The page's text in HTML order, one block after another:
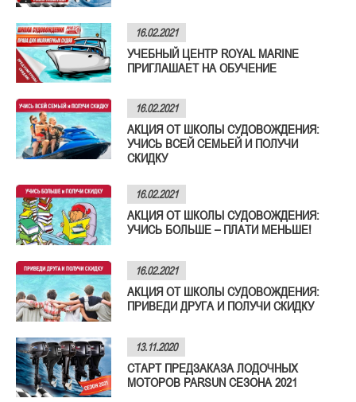
16.02.2021
УЧЕБНЫЙ ЦЕНТР ROYAL MARINE
ПРИГЛАШАЕТ НА ОБУЧЕНИЕ
16.02.2021
АКЦИЯ ОТ ШКОЛЫ СУДОВОЖДЕНИЯ:
УЧИСЬ ВСЕЙ СЕМЬЕЙ И ПОЛУЧИ
СКИДКУ
16.02.2021
АКЦИЯ ОТ ШКОЛЫ СУДОВОЖДЕНИЯ:
УЧИСЬ БОЛЬШЕ – ПЛАТИ МЕНЬШЕ!
16.02.2021
АКЦИЯ ОТ ШКОЛЫ СУДОВОЖДЕНИЯ:
ПРИВЕДИ ДРУГА И ПОЛУЧИ СКИДКУ
13.11.2020
СТАРТ ПРЕДЗАКАЗА ЛОДОЧНЫХ
МОТОРОВ PARSUN СЕЗОНА 2021